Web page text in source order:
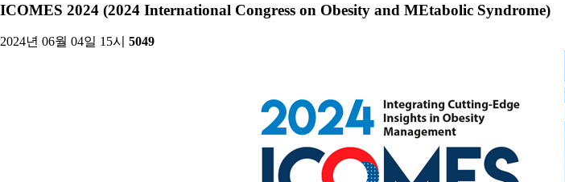
ICOMES 2024 (2024 International Congress on Obesity and MEtabolic Syndrome)
2024년 06월 04일 15시 5049